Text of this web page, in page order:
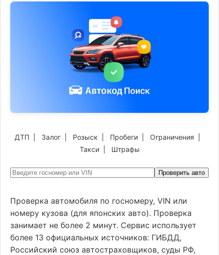
ДТП Залог Розыск Пробеги Ограничения
Такси| Штрафы
Проверить авто
Проверка автомобиля по госномеру, VIN или
номеру кузова (для японских авто). Проверка
занимает не более 2 минут. Сервис использует
более 13 официальных источников: ГИБДД,
Российский союз автостраховщиков, суды РФ,